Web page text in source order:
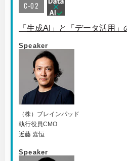
C-02
「生成AI」と「データ活用
Speaker
（株）ブレインパッド
執行役員CMO
近藤 嘉恒
Speaker